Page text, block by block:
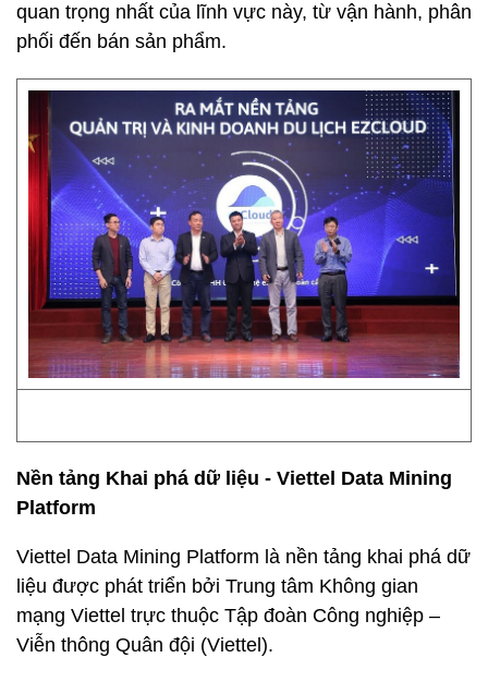
quan trọng nhất của lĩnh vực này, từ vận hành, phân
phối đến bán sản phẩm.
Nền tảng Khai phá dữ liệu - Viettel Data Mining
Platform
Viettel Data Mining Platform là nền tảng khai phá dữ
liệu được phát triển bởi Trung tâm Không gian
mạng Viettel trực thuộc Tập đoàn Công nghiệp –
Viễn thông Quân đội (Viettel).